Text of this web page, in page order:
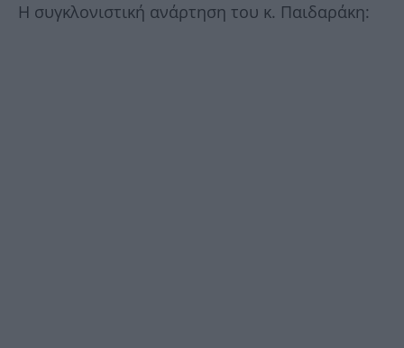
Η συγκλονιστική ανάρτηση του κ. Παιδαράκη: